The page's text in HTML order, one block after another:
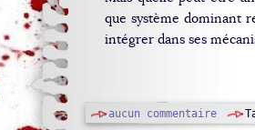
que système dominant
intégrer dans ses
aucun commentaire